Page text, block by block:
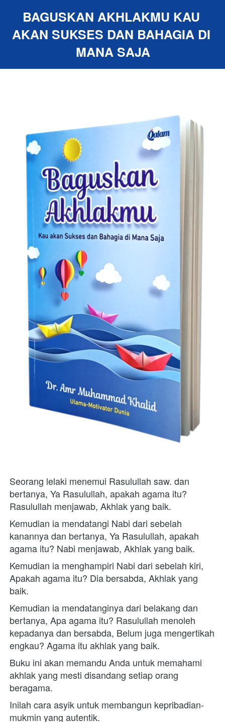
BAGUSKAN AKHLAKMU KAU
AKAN SUKSES DAN BAHAGIA DI
MANA SAJA
Seorang lelaki menemui Rasulullah saw. dan
bertanya, Ya Rasulullah, apakah agama itu?
Rasulullah menjawab, Akhlak yang baik.
Kemudian ia mendatangi Nabi dari sebelah
kanannya dan bertanya, Ya Rasulullah, apakah
agama itu? Nabi menjawab, Akhlak yang baik.
Kemudian ia menghampiri Nabi dari sebelah kiri,
Apakah agama itu? Dia bersabda, Akhlak yang
baik.
Kemudian ia mendatanginya dari belakang dan
bertanya, Apa agama itu? Rasulullah menoleh
kepadanya dan bersabda, Belum juga mengertikah
engkau? Agama itu akhlak yang baik.
Buku ini akan memandu Anda untuk memahami
akhlak yang mesti disandang setiap orang
beragama.
Inilah cara asyik untuk membangun kepribadian-
mukmin yang autentik.